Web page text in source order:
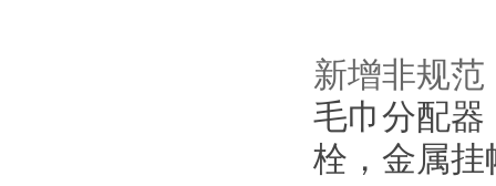
新增非规范
毛巾分配器
栓，金属挂